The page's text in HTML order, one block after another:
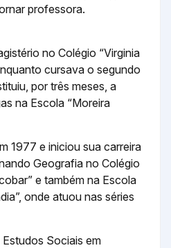
professora.
no Colégio “Virginia
cursava o segundo
por três meses, a
na Escola “Moreira
1977 e iniciou sua carreira
Geografia no Colégio
e também na Escola
onde atuou nas séries
Sociais em